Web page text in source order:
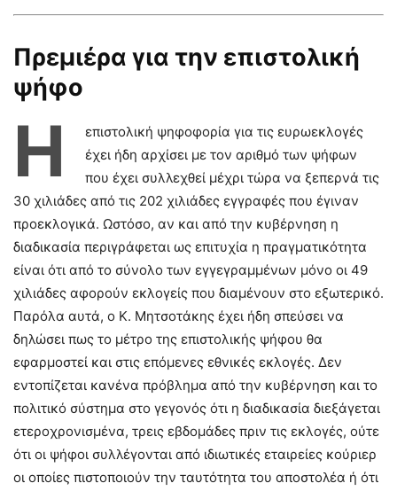
Πρεμιέρα για την επιστολική
ψήφο
Η
επιστολική ψηφοφορία για τις ευρωεκλογές
έχει ήδη αρχίσει με τον αριθμό των ψήφων
που έχει συλλεχθεί μέχρι τώρα να ξεπερνά τις
30 χιλιάδες από τις 202 χιλιάδες εγγραφές που έγιναν
προεκλογικά. Ωστόσο, αν και από την κυβέρνηση η
διαδικασία περιγράφεται ως επιτυχία η πραγματικότητα
είναι ότι από το σύνολο των εγγεγραμμένων μόνο οι 49
χιλιάδες αφορούν εκλογείς που διαμένουν στο εξωτερικό.
Παρόλα αυτά, ο Κ. Μητσοτάκης έχει ήδη σπεύσει να
δηλώσει πως το μέτρο της επιστολικής ψήφου θα
εφαρμοστεί και στις επόμενες εθνικές εκλογές. Δεν
εντοπίζεται κανένα πρόβλημα από την κυβέρνηση και το
πολιτικό σύστημα στο γεγονός ότι η διαδικασία διεξάγεται
ετεροχρονισμένα, τρεις εβδομάδες πριν τις εκλογές, ούτε
ότι οι ψήφοι συλλέγονται από ιδιωτικές εταιρείες κούριερ
οι οποίες πιστοποιούν την ταυτότητα του αποστολέα ή ότι